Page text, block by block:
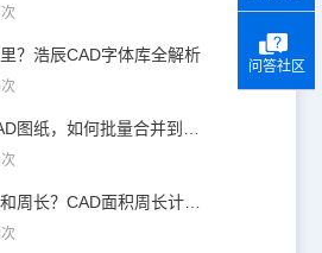
？浩辰CAD字体库全解析
CAD怎么计算面积和周长？CAD面积周长计算全攻略
问答社区